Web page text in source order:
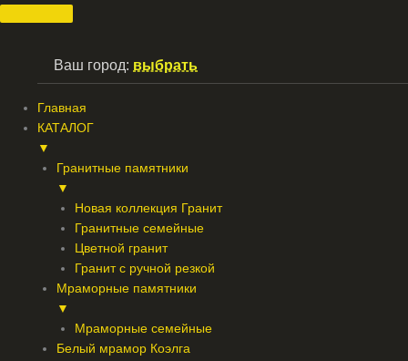
Ваш город: выбрать
Главная
КАТАЛОГ
▼
Гранитные памятники
▼
Новая коллекция Гранит
Гранитные семейные
Цветной гранит
Гранит с ручной резкой
Мраморные памятники
▼
Мраморные семейные
Белый мрамор Коэлга
Перейти